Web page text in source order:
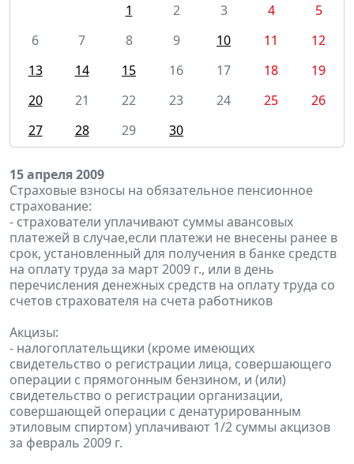
1
2 3 4
5
6
7 8 9 10 11
12
13
14 15 16 17 18
19
20
21 22 23 24 25
26
27
28 29 30
15 апреля 2009
Страховые взносы на обязательное пенсионное
страхование:
- страхователи уплачивают суммы авансовых
платежей в случае,если платежи не внесены ранее в
срок, установленный для получения в банке средств
на оплату труда за март 2009 г., или в день
перечисления денежных средств на оплату труда со
счетов страхователя на счета работников
Акцизы:
- налогоплательщики (кроме имеющих
свидетельство о регистрации лица, совершающего
операции с прямогонным бензином, и (или)
свидетельство о регистрации организации,
совершающей операции с денатурированным
этиловым спиртом) уплачивают 1/2 суммы акцизов
за февраль 2009 г.